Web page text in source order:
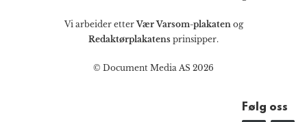
Vi arbeider etterVær Varsom-plakatenog
Redaktørplakatens prinsipper.
© Document Media AS 2026
Følg oss